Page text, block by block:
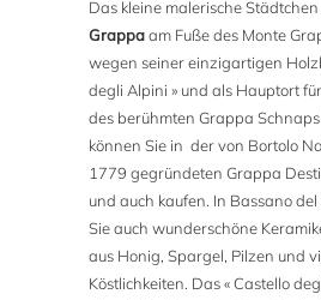
Das kleine malerische Städtchen
Grappaam Fuße des Monte
wegen seiner einzigartigen
degli Alpini » und als Hauptort
des berühmten Grappa
können Sie in der von Bortolo
1779 gegründeten Grappa
und auch kaufen. In Bassano
Sie auch wunderschöne
aus Honig, Spargel, Pilzen und
Köstlichkeiten. Das « Castello